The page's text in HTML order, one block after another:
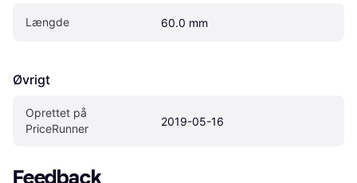
Længde 60.0 mm
Øvrigt
Oprettet på
PriceRunner
2019-05-16
Feedback